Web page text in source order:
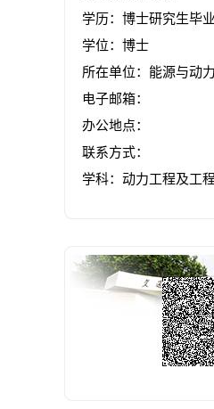
学历：博士研究生毕业
学位：博士
所在单位：能源与动
电子邮箱：
办公地点：
联系方式：
学科：动力工程及工